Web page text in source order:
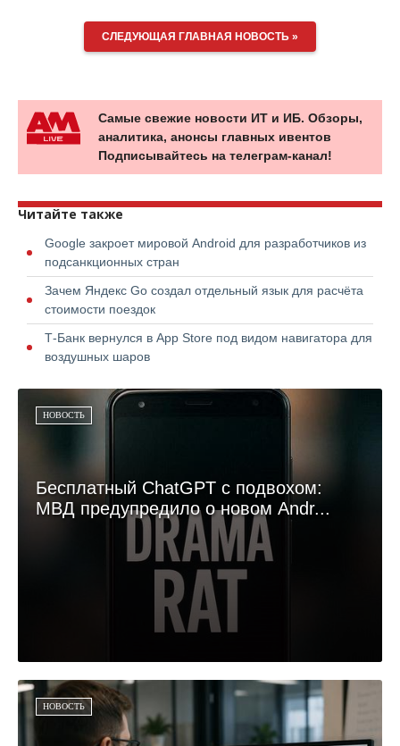
СЛЕДУЮЩАЯ ГЛАВНАЯ НОВОСТЬ »
Самые свежие новости ИТ и ИБ. Обзоры,
аналитика, анонсы главных ивентов
Подписывайтесь на телеграм-канал!
Читайте также
Google закроет мировой Android для разработчиков из
подсанкционных стран
Зачем Яндекс Go создал отдельный язык для расчёта
стоимости поездок
Т-Банк вернулся в App Store под видом навигатора для
воздушных шаров
НОВОСТЬ
Бесплатный ChatGPT с подвохом:
МВД предупредило о новом Andr...
НОВОСТЬ